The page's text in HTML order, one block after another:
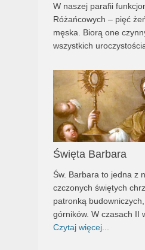
W naszej parafii
Różańcowych – pięć
męska. Biorą one
wszystkich
Święta Barbara
Św. Barbara to jedna z
czczonych świętych
patronką
górników. W czasach II
Czytaj więcej...